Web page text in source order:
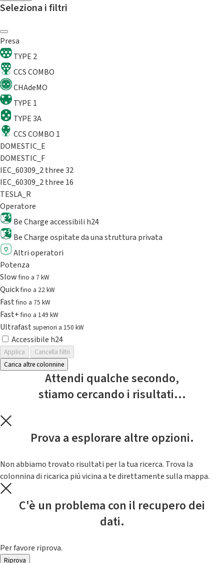
Seleziona i filtri
Presa
TYPE 2
CCS COMBO
CHAdeMO
TYPE 1
TYPE 3A
CCS COMBO 1
DOMESTIC_E
DOMESTIC_F
IEC_60309_2 three 32
IEC_60309_2 three 16
TESLA_R
Operatore
Be Charge accessibili h24
Be Charge ospitate da una struttura privata
Altri operatori
Potenza
Slowfino a 7 kW
Quickfino a 22 kW
Fastfino a 75 kW
Fast+fino a 149 kW
Ultrafast superiori a 150 kW
Accessibile h24
Applica
Cancella filtri
Carica altre colonnine
Attendi qualche secondo,
stiamo cercando i risultati...
Prova a esplorare altre opzioni.
Non abbiamo trovato risultati per la tua ricerca. Trova la
colonnina di ricarica piú vicina a te direttamente sulla mappa.
C'è un problema con il recupero dei
dati.
Per favore riprova.
Riprova